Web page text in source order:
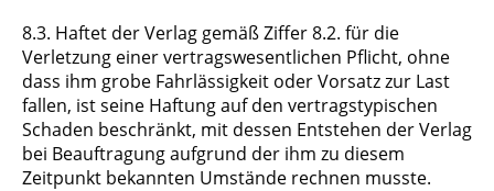
8.3. Haftet der Verlag gemäß Ziffer 8.2. für die
Verletzung einer vertragswesentlichen Pflicht, ohne
dass ihm grobe Fahrlässigkeit oder Vorsatz zur Last
fallen, ist seine Haftung auf den vertragstypischen
Schaden beschränkt, mit dessen Entstehen der Verlag
bei Beauftragung aufgrund der ihm zu diesem
Zeitpunkt bekannten Umstände rechnen musste.